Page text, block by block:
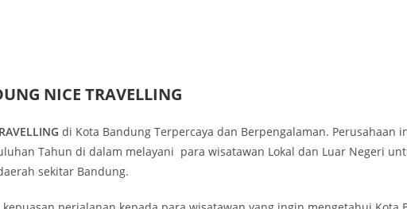
NICE TRAVELLING
di Kota Bandung Terpercaya dan Berpengalaman. Perusahaan
Tahun di dalam melayani para wisatawan Lokal dan Luar Negeri
sekitar Bandung.